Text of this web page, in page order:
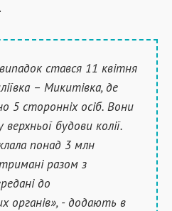
стався 11 квітня
– Микитівка, де
5 сторонніх осіб. Вони
будови колії.
понад 3 млн
разом з
до
органів», - додають в